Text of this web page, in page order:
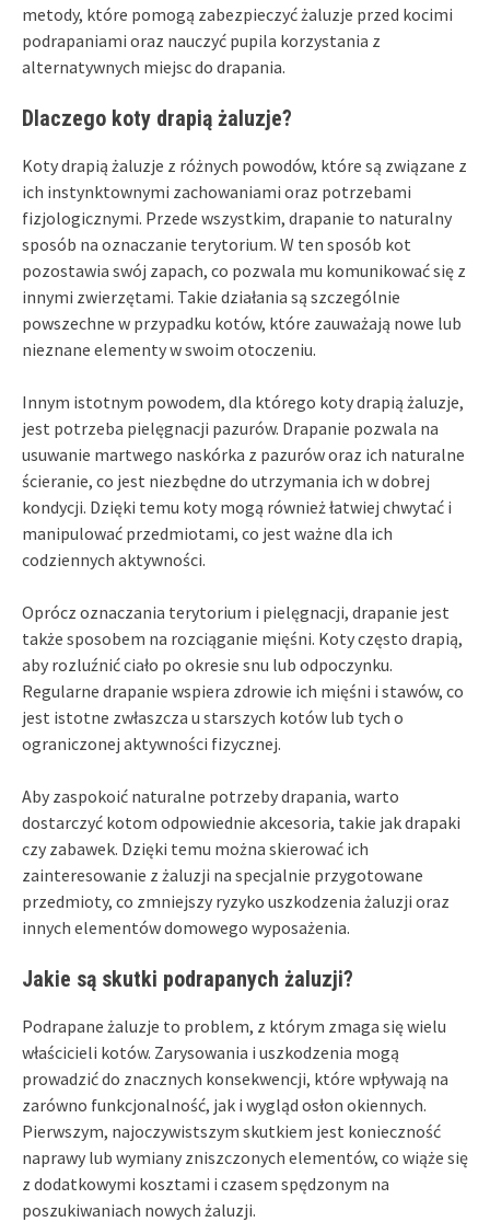
metody, które pomogą zabezpieczyć żaluzje przed kocimi
podrapaniami oraz nauczyć pupila korzystania z
alternatywnych miejsc do drapania.
Dlaczego koty drapią żaluzje?
Koty drapią żaluzje z różnych powodów, które są związane z
ich instynktownymi zachowaniami oraz potrzebami
fizjologicznymi. Przede wszystkim, drapanie to naturalny
sposób na oznaczanie terytorium. W ten sposób kot
pozostawia swój zapach, co pozwala mu komunikować się z
innymi zwierzętami. Takie działania są szczególnie
powszechne w przypadku kotów, które zauważają nowe lub
nieznane elementy w swoim otoczeniu.
Innym istotnym powodem, dla którego koty drapią żaluzje,
jest potrzeba pielęgnacji pazurów. Drapanie pozwala na
usuwanie martwego naskórka z pazurów oraz ich naturalne
ścieranie, co jest niezbędne do utrzymania ich w dobrej
kondycji. Dzięki temu koty mogą również łatwiej chwytać i
manipulować przedmiotami, co jest ważne dla ich
codziennych aktywności.
Oprócz oznaczania terytorium i pielęgnacji, drapanie jest
także sposobem na rozciąganie mięśni. Koty często drapią,
aby rozluźnić ciało po okresie snu lub odpoczynku.
Regularne drapanie wspiera zdrowie ich mięśni i stawów, co
jest istotne zwłaszcza u starszych kotów lub tych o
ograniczonej aktywności fizycznej.
Aby zaspokoić naturalne potrzeby drapania, warto
dostarczyć kotom odpowiednie akcesoria, takie jak drapaki
czy zabawek. Dzięki temu można skierować ich
zainteresowanie z żaluzji na specjalnie przygotowane
przedmioty, co zmniejszy ryzyko uszkodzenia żaluzji oraz
innych elementów domowego wyposażenia.
Jakie są skutki podrapanych żaluzji?
Podrapane żaluzje to problem, z którym zmaga się wielu
właścicieli kotów. Zarysowania i uszkodzenia mogą
prowadzić do znacznych konsekwencji, które wpływają na
zarówno funkcjonalność, jak i wygląd osłon okiennych.
Pierwszym, najoczywistszym skutkiem jest konieczność
naprawy lub wymiany zniszczonych elementów, co wiąże się
z dodatkowymi kosztami i czasem spędzonym na
poszukiwaniach nowych żaluzji.